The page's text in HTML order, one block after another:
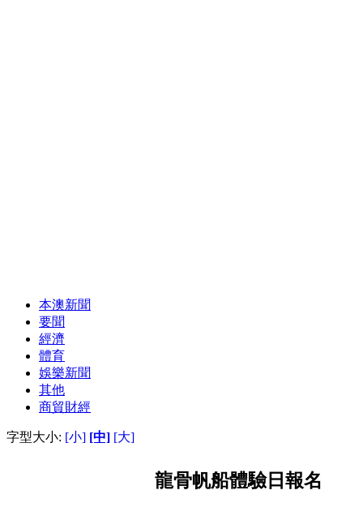
本澳新聞
要聞
經濟
體育
娛樂新聞
其他
商貿財經
字型大小: [小] [中] [大]
龍骨帆船體驗日報名